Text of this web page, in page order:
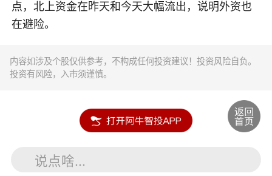
点，北上资金在昨天和今天大幅流出，说明外资也
在避险。
内容如涉及个股仅供参考，不构成任何投资建议！投资风险自负。
投资有风险，入市须谨慎。
说点啥...